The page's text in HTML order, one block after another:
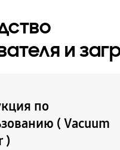
и
по
( Vacuum
)